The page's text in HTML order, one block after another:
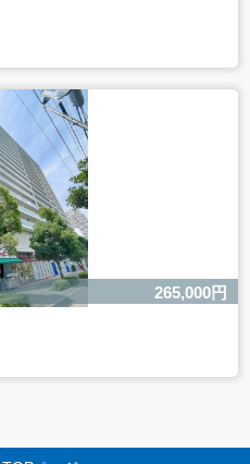
265,000円